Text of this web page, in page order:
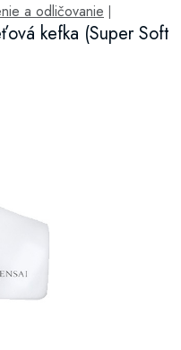
a odličovanie
kefka (Super Soft